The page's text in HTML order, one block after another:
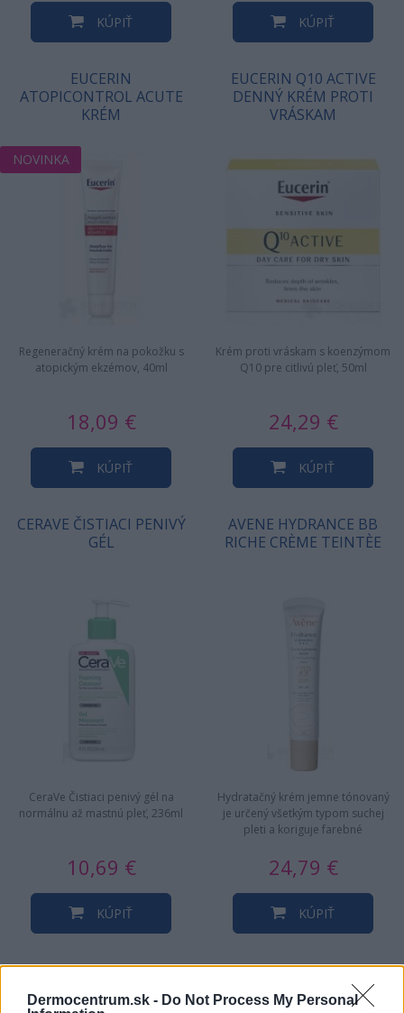
Dermocentrum.sk - Do Not Process My Personal
KÚPIŤ KÚPIŤ
EUCERIN
ATOPICONTROL ACUTE
KRÉM
NOVINKA
Regeneračný krém na pokožku s
atopickým ekzémov, 40ml
18,09 €
KÚPIŤ
EUCERIN Q10 ACTIVE
DENNÝ KRÉM PROTI
VRÁSKAM
Krém proti vráskam s koenzýmom
Q10 pre citlivú pleť, 50ml
24,29 €
KÚPIŤ
CERAVE ČISTIACI PENIVÝ
GÉL
CeraVe Čistiaci penivý gél na
normálnu až mastnú pleť, 236ml
10,69 €
KÚPIŤ
AVENE HYDRANCE BB
RICHE CRÈME TEINTÈE
Hydratačný krém jemne tónovaný
je určený všetkým typom suchej
pleti a koriguje farebné
24,79 €
KÚPIŤ